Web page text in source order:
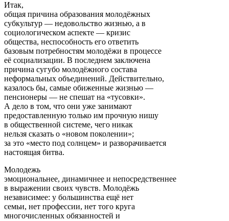
Итак,
общая причина образования молодёжных
субкультур — недовольство жизнью, а в
социологическом аспекте — кризис
общества, неспособность его ответить
базовым потребностям молодёжи в процессе
её социализации. В последнем заключена
причина сугубо молодёжного состава
неформальных объединений. Действительно,
казалось бы, самые обиженные жизнью —
пенсионеры — не спешат на «тусовки».
А дело в том, что они уже занимают
предоставленную только им прочную нишу
в общественной системе, чего никак
нельзя сказать о «новом поколении»;
за это «место под солнцем» и разворачивается
настоящая битва.
Молодежь
эмоциональнее, динамичнее и непосредственнее
в выражении своих чувств. Молодёжь
независимее: у большинства ещё нет
семьи, нет профессии, нет того круга
многочисленных обязанностей и